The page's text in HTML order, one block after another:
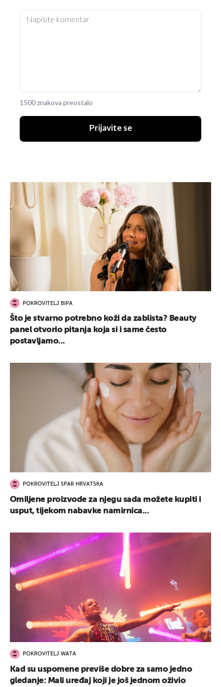
1500 znakova preostalo
Prijavite se
POKROVITELJ BIPA
Što je stvarno potrebno koži da zablista? Beauty
panel otvorio pitanja koja si i same često
postavljamo...
POKROVITELJ SPAR HRVATSKA
Omiljene proizvode za njegu sada možete kupiti i
usput, tijekom nabavke namirnica...
POKROVITELJ WATA
Kad su uspomene previše dobre za samo jedno
gledanje: Mali uređaj koji je još jednom oživio